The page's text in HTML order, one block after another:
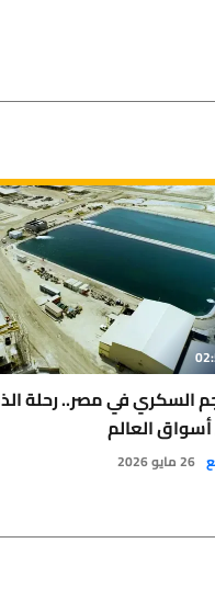
السكري في مصر.. رحلة
أسواق العالم
26 مايو 2026